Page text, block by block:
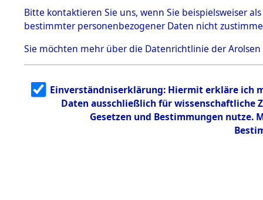
5.3.1 Alliierte
Erhebungen
zu
Todesmärsch
en
5.3.2
g
5.3.3
Todesmärsch
Bitte kontaktieren Sie uns, wenn Sie beispielsweiser
bestimmter personenbezogener Daten nicht
Sie möchten mehr über die Datenrichtlinie der Arolsen
Einverständniserklärung: Hiermit erkläre ich
Daten ausschließlich für wissenschaftliche
Gesetzen und Bestimmungen nutze.